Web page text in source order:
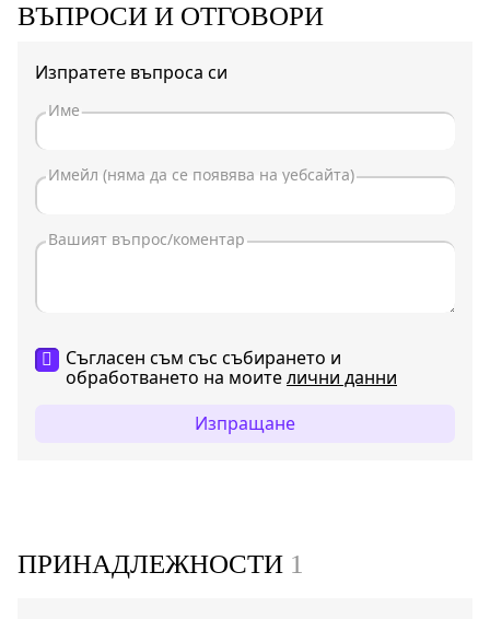
ВЪПРОСИ И ОТГОВОРИ
Изпратете въпроса си
Съгласен съм със събирането и
обработването на моителични данни
Изпращане
ПРИНАДЛЕЖНОСТИ 1